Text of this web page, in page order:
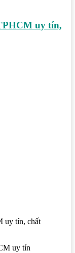
uy tín,
uy tín, chất
uy tín